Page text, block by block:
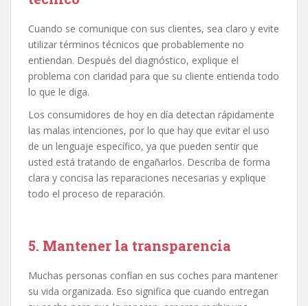
Cuando se comunique con sus clientes, sea claro y evite
utilizar términos técnicos que probablemente no
entiendan. Después del diagnóstico, explique el
problema con claridad para que su cliente entienda todo
lo que le diga.
Los consumidores de hoy en día detectan rápidamente
las malas intenciones, por lo que hay que evitar el uso
de un lenguaje específico, ya que pueden sentir que
usted está tratando de engañarlos. Describa de forma
clara y concisa las reparaciones necesarias y explique
todo el proceso de reparación.
5. Mantener la transparencia
Muchas personas confían en sus coches para mantener
su vida organizada. Eso significa que cuando entregan